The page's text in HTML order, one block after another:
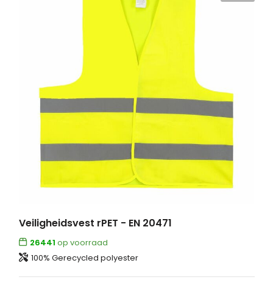
Veiligheidsvest rPET - EN 20471
26441 op voorraad
100% Gerecycled polyester